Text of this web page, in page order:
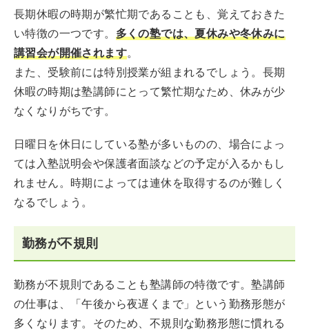
長期休暇の時期が繁忙期であることも、覚えておきた
い特徴の一つです。 多くの塾では、夏休みや冬休みに
講習会が開催されます。
また、受験前には特別授業が組まれるでしょう。長期
休暇の時期は塾講師にとって繁忙期なため、休みが少
なくなりがちです。
日曜日を休日にしている塾が多いものの、場合によっ
ては入塾説明会や保護者面談などの予定が入るかもし
れません。時期によっては連休を取得するのが難しく
なるでしょう。
勤務が不規則
勤務が不規則であることも塾講師の特徴です。塾講師
の仕事は、「午後から夜遅くまで」という勤務形態が
多くなります。そのため、不規則な勤務形態に慣れる